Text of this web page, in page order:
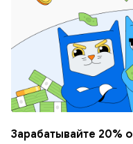
Зарабатывайте 20%